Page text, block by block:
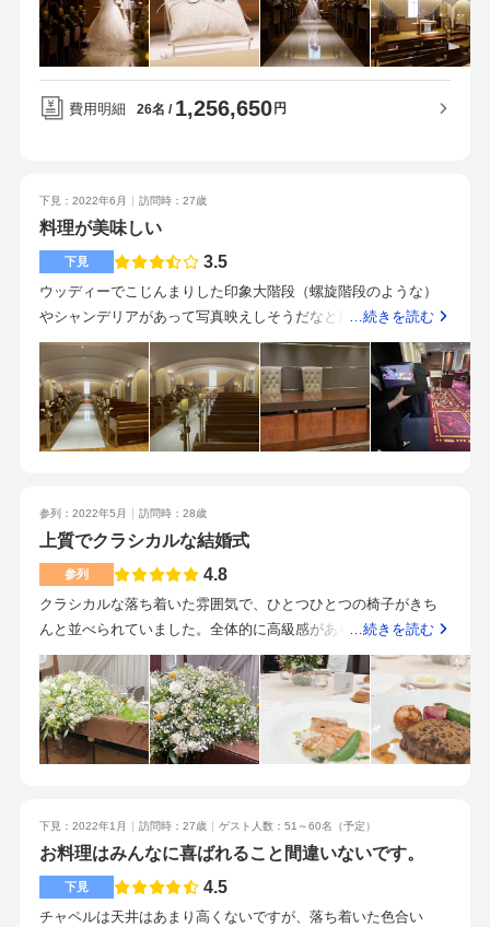
ころかと思うので、自分のイメージしている雰囲気と合うかど
うかを見るといいかもしれません。また、ホテルなのでゲスト
以外の方に遭遇する場面が多そうな印象でしたので、気になる
方はそういった点も確認するといいかと思います。
く過ごしやすかったです。披露宴会場は千鳥を選びました。少
人数向けの会場のため30名以下の披露宴だとちょうど良かった
と思います。ブラウンなど落ち着いた色味の会場ですが、照明
などはしっかりと明るいので重い雰囲気にならず、劇場のよう
な会場づくりをすることができました。プランナーさんは最終
額していますが、その際もしっかりと価格や内容はお伝えいた
だいており納得の上増額しています。装花について、あらかじ
め費用を上げられないことを伝えるとその中で要望に近いコー
ディネートをしてもらいあまり費用が上がりませんでした。食
のエドモントと評価されるだけあって、量•質もゲストの方に満
したが、ゲストからは満足のコメントをいただきこの会場にし
てよかったと感じました。飯田橋駅が最寄駅ですが水道橋駅か
らも徒歩で移動できる距離です。車で来訪したゲストも駐車場
を利用することが可能です。夏場の挙式でしたが、駅から近く
オリティで支えていただいたのだなと感じています。プランナ
ーさんについても大満足です。新郎新婦ともに結婚式の参列経
験があまりなかったのですが、プランナーさんが相談ごとに親
身に乗ってくれたり挙式に向けて基礎的な部分から教えてくだ
さったおかげで結婚式らしいところは押さえつつ自分達らしい
式ができたと思います。また打合せ以外の部分はメールでやり
取りをしていたのですが、印刷物など期日がタイトな中で確認
をお願いしたところもありましたがスピーディかつ丁寧にアド
バイスいただいたのが印象的でした。スタッフの方が本当に丁
寧で素敵です。都民共済のシンプルプラン等も活用できるので
費用を抑えながら上質な式をしたい方は特におすすめです。少
の場合はその分手間や負担も増えます。エドモントさんの価格
設定は納得できるものが多いため、準備から本番当日まで後悔
なく楽しく過ごすためにどこにお金をかけるかもプランナーさ
んと相談し、検討すると良いかと思います。
費用明細 26名 1,256,650 円
下見：2022年6月 訪問時：27歳
料理が美味しい
下見 3.5
ウッディーでこじんまりした印象大階段（螺旋階段のような）
やシャンデリアがあって写真映えしそうだなと思った館内に連
携衣装室ありシックでゴージャス大人な雰囲気一面絨毯で高級
感がある料理に力を入れてるだけあって美味しかったランク毎
で決められている特にお肉料理は柔らかくて盛り付けもおしゃ
れで豪華駅からやや距離がある印象料理が美味しいホテルなの
で宿泊施設が充実宿泊施設を利用する方料理重視の方ホテル婚
見送りの様子が見られたりしたので同じ会場やフロア内で色ん
な人が行き来してしまうんだなと感じた貸切等を希望する方に
は向かないと思った
…続きを読む
参列：2022年5月 訪問時：28歳
上質でクラシカルな結婚式
参列 4.8
クラシカルな落ち着いた雰囲気で、ひとつひとつの椅子がきち
んと並べられていました。全体的に高級感があり、設備や調度
品もシックなもので揃えられていて品の良い空間でした。広く
て大勢入れていました。どれも見た目にも綺麗なお料理でし
た。このような場の肉料理は脂が多く重たいイメージでした
が、食べやすく柔らかなとても美味しいお肉で感動しました。
量も苦しくならずちょうどよかったです。駅から徒歩5分くらい
トを元に司会の方が二人の紹介をされていたのが印象的でし
た。新郎新婦がどのような性格なのかなど知ることができその
後の会話のネタにもなりました。
…続きを読む
下見：2022年1月 訪問時：27歳 ゲスト人数：51～60名 （予定）
お料理はみんなに喜ばれること間違いないです。
下見 4.5
チャペルは天井はあまり高くないですが、落ち着いた色合い